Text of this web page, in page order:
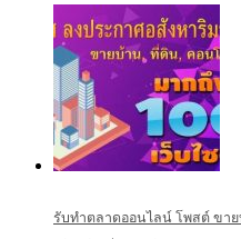
รับทำตลาดออนไลน์ โพสต์ ขา